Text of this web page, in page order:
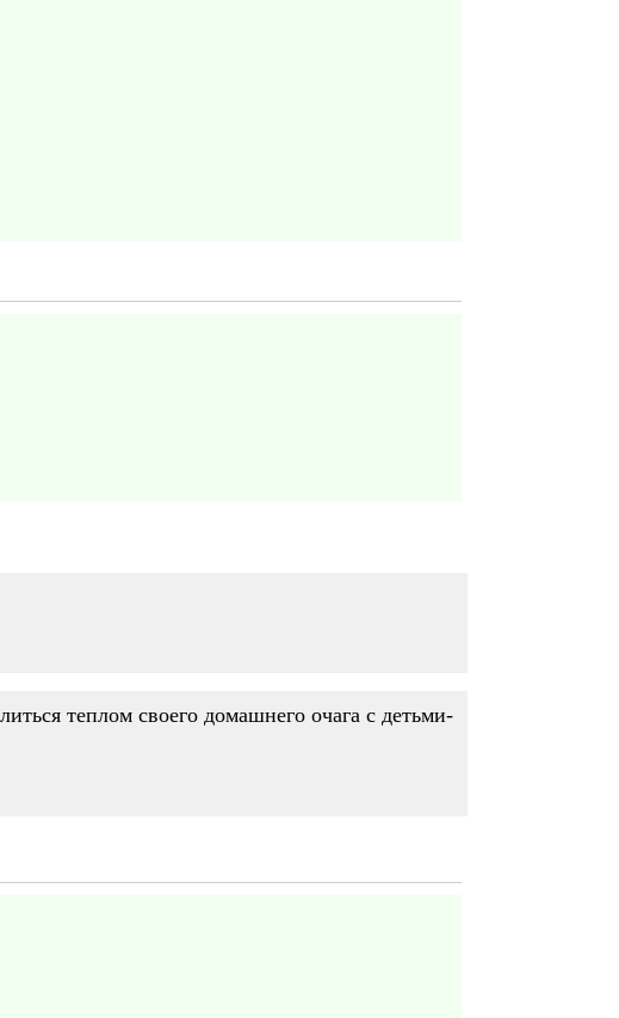
теплом своего домашнего очага с детьми-